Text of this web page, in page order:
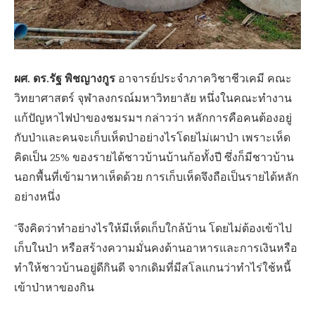
ผศ. ดร.รัฐ พิชญางกูร อาจารย์ประจำภาควิชาชีวเคมี คณะ
วิทยาศาสตร์ จุฬาลงกรณ์มหาวิทยาลัย หนึ่งในคณะทำงาน
แก้ปัญหาไฟป่าของชมรมฯ กล่าวว่า หลักการคือคนต้องอยู่
กับป่าและคนจะเก็บเห็ดป่าอย่างไรโดยไม่เผาป่า เพราะเห็ด
คิดเป็น 25% ของรายได้ชาวบ้านบ้านก้อทั้งปี ซึ่งก็มีชาวบ้าน
นอกพื้นที่เข้ามาหาเห็ดด้วย การเก็บเห็ดจึงถือเป็นรายได้หลัก
อย่างหนึ่ง
“จึงคิดว่าทำอย่างไรให้มีเห็ดเก็บใกล้บ้าน โดยไม่ต้องเข้าไป
เก็บในป่า หรือสร้างความมั่นคงด้านอาหารและการเงินหรือ
ทำให้ชาวบ้านอยู่ดีกินดี จากเดิมที่มีสโลแกนว่าทำไร่ใช้หนี้
เข้าป่าหาของกิน